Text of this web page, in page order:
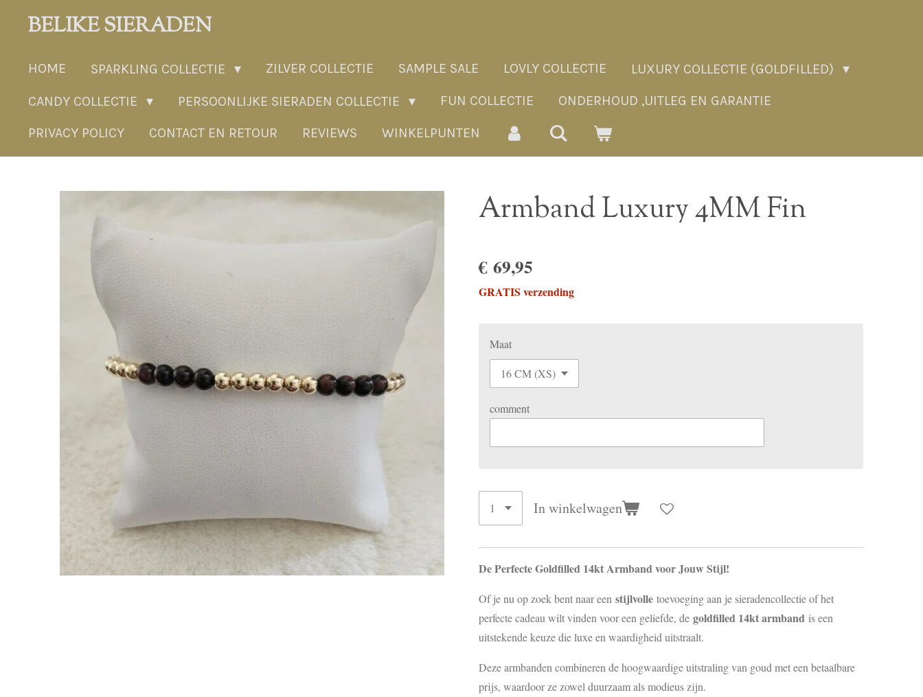
directBELIKE SIERADEN
HOME SPARKLING COLLECTIE ZILVER COLLECTIE SAMPLE SALE LOVLY COLLECTIE LUXURY COLLECTIE (GOLDFILLED)
CANDY COLLECTIE PERSOONLIJKE SIERADEN COLLECTIE FUN COLLECTIE ONDERHOUD ,UITLEG EN GARANTIE
PRIVACY POLICY CONTACT EN RETOUR REVIEWS WINKELPUNTEN
Armband Luxury 4MM Fin
€ 69,95
GRATIS verzending
Maat
comment
In winkelwagen
De Perfecte Goldfilled 14kt Armband voor Jouw Stijl!
Of je nu op zoek bent naar een stijlvolle toevoeging aan je sieradencollectie of het
perfecte cadeau wilt vinden voor een geliefde, de goldfilled 14kt armband is een
uitstekende keuze die luxe en waardigheid uitstraalt.
Deze armbanden combineren de hoogwaardige uitstraling van goud met een betaalbare
prijs, waardoor ze zowel duurzaam als modieus zijn.